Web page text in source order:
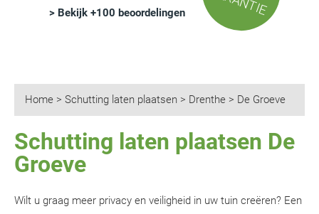
> Bekijk +100 beoordelingen
Home > Schutting laten plaatsen > Drenthe > De Groeve
Schutting laten plaatsen De
Groeve
Wilt u graag meer privacy en veiligheid in uw tuin creëren? Een